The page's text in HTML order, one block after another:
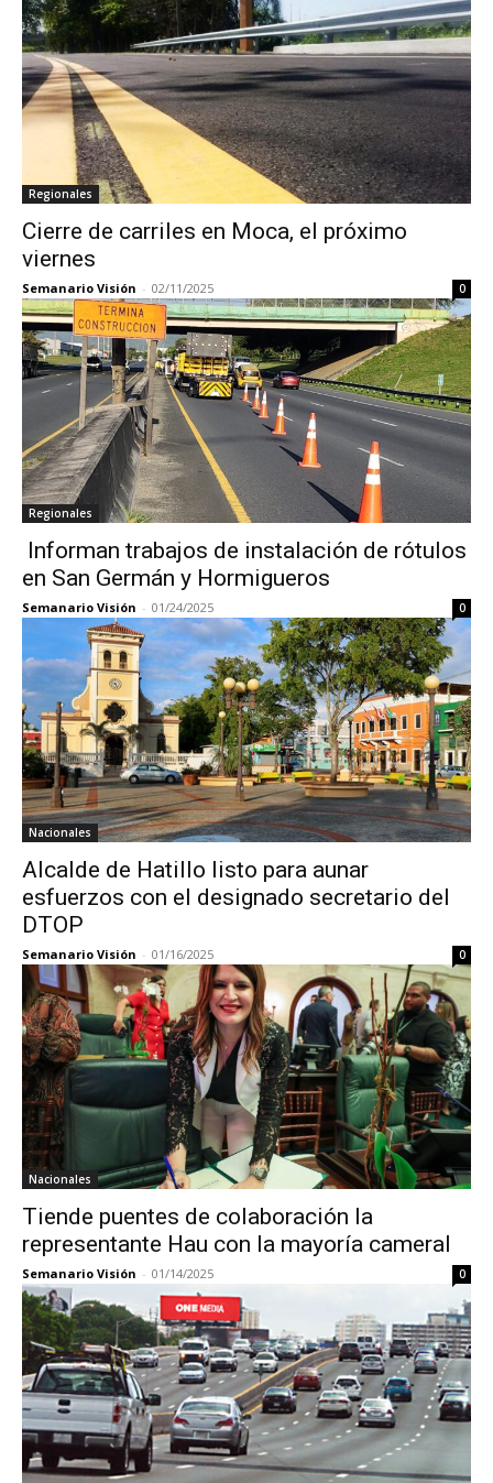
Regionales
Cierre de carriles en Moca, el próximo
viernes
Semanario Visión - 02/11/2025 0
Regionales
Informan trabajos de instalación de rótulos
en San Germán y Hormigueros
Semanario Visión - 01/24/2025 0
Nacionales
Alcalde de Hatillo listo para aunar
esfuerzos con el designado secretario del
DTOP
Semanario Visión - 01/16/2025 0
Nacionales
Tiende puentes de colaboración la
representante Hau con la mayoría cameral
Semanario Visión - 01/14/2025 0